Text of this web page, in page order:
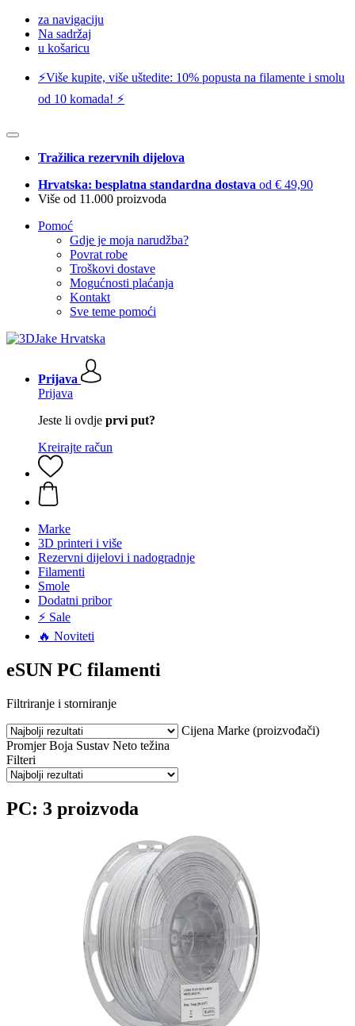
za navigaciju
Na sadržaj
u košaricu
⚡️Više kupite, više uštedite: 10% popusta na filamente i smolu
od 10 komada! ⚡️
Tražilica rezervnih dijelova
Hrvatska: besplatna standardna dostava od € 49,90
Više od 11.000 proizvoda
Pomoć
Gdje je moja narudžba?
Povrat robe
Troškovi dostave
Mogućnosti plaćanja
Kontakt
Sve teme pomoći
Prijava
Prijava
Jeste li ovdje prvi put?
Kreirajte račun
Marke
3D printeri i više
Rezervni dijelovi i nadogradnje
Filamenti
Smole
Dodatni pribor
⚡ Sale
🔥 Noviteti
eSUN PC filamenti
Filtriranje i storniranje
Cijena Marke (proizvođači)
Promjer Boja Sustav Neto težina
Filteri
PC: 3 proizvoda